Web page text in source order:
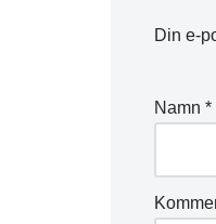
Din e-
Namn *